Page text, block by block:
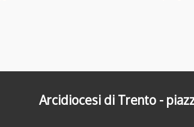
Arcidiocesi di Trento -